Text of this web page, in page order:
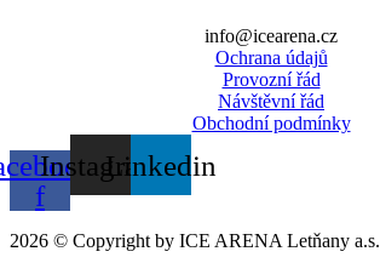
info@icearena.cz
Ochrana údajů
Provozní řád
Návštěvní řád
Obchodní podmínky
f
InstagramLinkedin
2026 © Copyright by ICE ARENA Letňany a.s.